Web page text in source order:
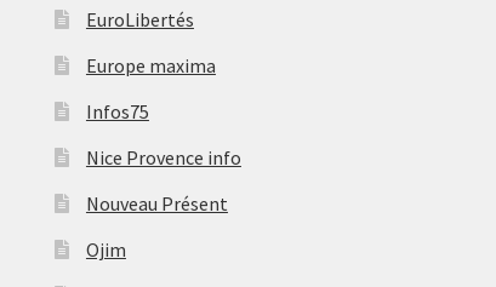
EuroLibertés
Europe maxima
Infos75
Nice Provence info
Nouveau Présent
Ojim